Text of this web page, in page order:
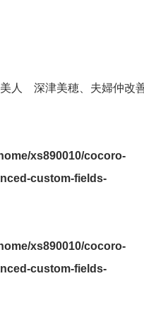
人 深津美穂、夫婦仲改
xs890010/cocoro-
custom-fields-
xs890010/cocoro-
custom-fields-